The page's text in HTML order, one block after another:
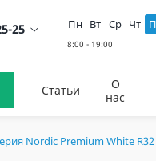
25 Пн Вт Ср Чт
Статьи
О
нас
Nordic Premium White R32